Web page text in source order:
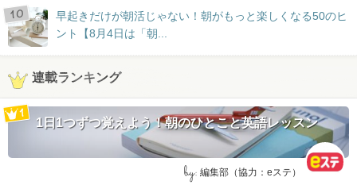
早起きだけが朝活じゃない！朝がもっと楽しくなる50のヒ
ント【8月4日は「朝...
連載ランキング
1日1つずつ覚えよう！朝のひとこと英語レッスン
by: 編集部（協力：eステ）